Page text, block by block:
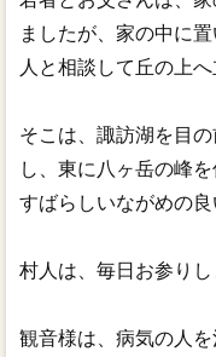
ましたが、家の中に
人と相談して丘の上
そこは、諏訪湖を目
し、東に八ヶ岳の峰
すばらしいながめの良
村人は、毎日お参りし
観音様は、病気の人